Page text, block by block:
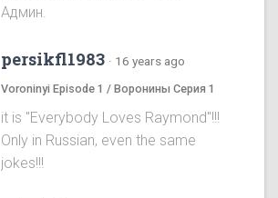
Админ.
persikfl1983 · 16 years ago
Voroninyi Episode 1 / Воронины Серия 1
it is "Everybody Loves Raymond"!!!
Only in Russian, even the same
jokes!!!